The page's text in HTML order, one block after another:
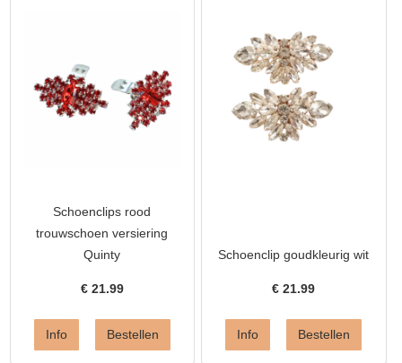
Schoenclips rood
trouwschoen versiering
Quinty
€ 21.99
Schoenclip goudkleurig wit
€21.99